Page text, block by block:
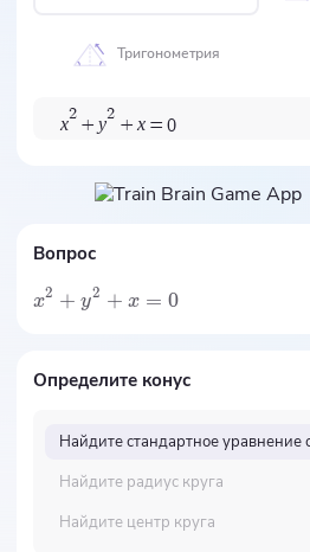
Тригонометрия
x
2
+ y
2
+ x = 0
Вопрос
x2 + y2 + x = 0
Определите конус
Найдите стандартное уравнение
Найдите радиус круга
Найдите центр круга